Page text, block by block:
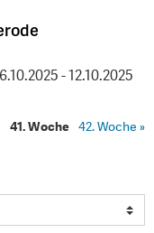
- 12.10.2025
41. Woche 42. Woche »